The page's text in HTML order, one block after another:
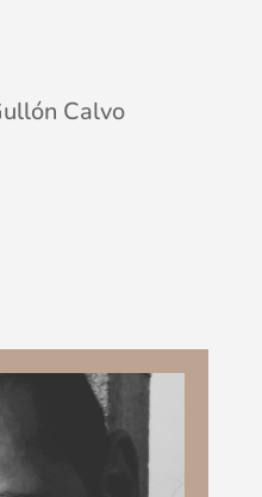
Calvo